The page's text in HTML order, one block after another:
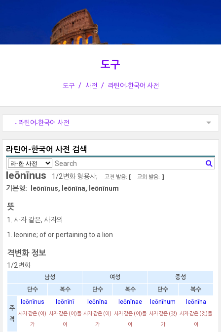
도구
도구 사전 라틴어-한국어 사전
- 라틴어-한국어 사전
라틴어-한국어 사전 검색
leōnīnus 1/2변화 형용사; 고전 발음: [] 교회 발음: []
기본형: leōnīnus, leōnīna, leōnīnum
뜻
사자 같은, 사자의
leonine; of or pertaining to a lion
격변화 정보
1/2변화
남성 여성
중성
단수
복수 단수 복수 단수 복수
주
격
leōnīnus
사자 같은 (이)
가
leōnīnī
사자 같은 (이)들
이
leōnīna
사자 같은 (이)
가
leōnīnae
사자 같은 (이)들
이
leōnīnum
사자 같은 (것)
가
leōnīna
사자 같은 (것)들
이